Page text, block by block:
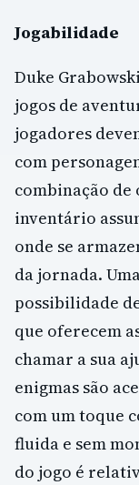
Jogabilidade
Duke
jogos de
jogadores
com
combinação de
inventário
onde se
da jornada.
possibilidade
que oferecem
chamar a sua
enigmas são
com um toque
fluida e sem
do jogo é